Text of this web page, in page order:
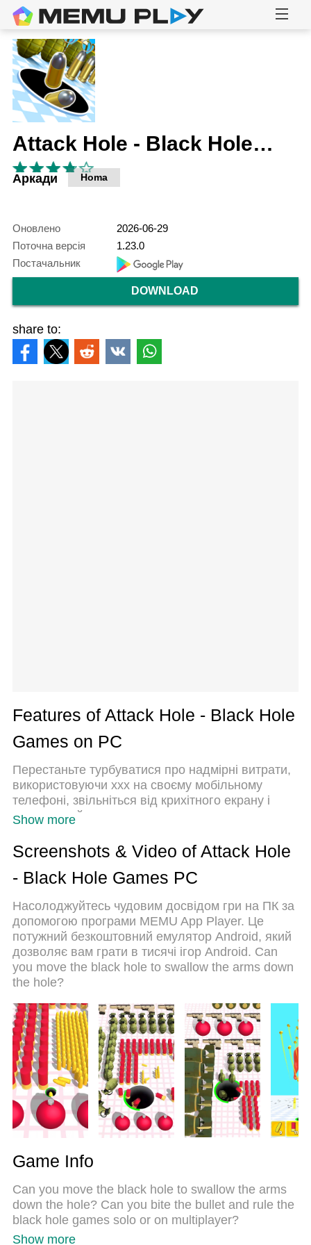
Attack Hole - Black Hole Games
Аркади Homa
Оновлено
2026-06-29
Поточна версія
1.23.0
Постачальник
DOWNLOAD
share to:
Features of Attack Hole - Black Hole
Games on PC
Перестаньте турбуватися про надмірні витрати,
використовуючи ххх на своєму мобільному
телефоні, звільніться від крихітного екрану і
насолоджуйтеся використанням програми на
повний екран свого додатка за допомогою
клавіатури та миші. MEmu пропонує вам усі
дивовижні функції, які ви очікували: швидка
зрозумілі елементи керування, більше обмежень
від акумулятора, мобільних даних та тривожних
дзвінків. Новий MEmu 9 - найкращий вибір
використання Attack Hole - Black Hole Games на
вашому комп’ютері. За допомогою нашого
поглинання менеджер із кількома примірниками
рахунків. І найголовніше, наш ексклюзивний
емуляційний двигун може вивільнити весь
потенціал вашого ПК, зробити все гладким і
приємним.
Show more
Screenshots & Video of Attack Hole
- Black Hole Games PC
Насолоджуйтесь чудовим досвідом гри на ПК за
допомогою програми MEMU App Player. Це
потужний безкоштовний емулятор Android, який
дозволяє вам грати в тисячі ігор Android. Can
you move the black hole to swallow the arms down
the hole?
Game Info
Can you move the black hole to swallow the arms
down the hole? Can you bite the bullet and rule the
black hole games solo or on multiplayer?
Show more